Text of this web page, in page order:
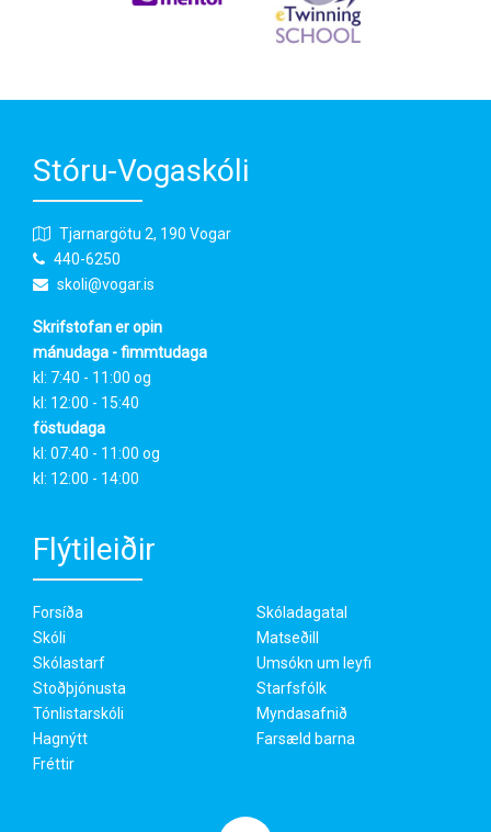
Stóru-Vogaskóli
Tjarnargötu 2, 190 Vogar
440-6250
skoli@vogar.is
Skrifstofan er opin
mánudaga - fimmtudaga
kl: 7:40 - 11:00 og
kl: 12:00 - 15:40
föstudaga
kl: 07:40 - 11:00 og
kl: 12:00 - 14:00
Flýtileiðir
Forsíða
Skóli
Skólastarf
Stoðþjónusta
Tónlistarskóli
Hagnýtt
Fréttir
Skóladagatal
Matseðill
Umsókn um leyfi
Starfsfólk
Myndasafnið
Farsæld barna